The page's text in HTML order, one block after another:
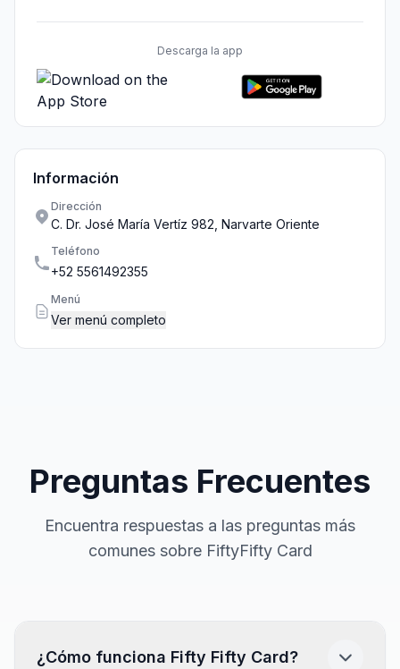
Descarga la app
Información
Dirección
C. Dr. José María Vertíz 982, Narvarte Oriente
Teléfono
+52 5561492355
Menú
Ver menú completo
Preguntas Frecuentes
Encuentra respuestas a las preguntas más
comunes sobre FiftyFifty Card
¿Cómo funciona Fifty Fifty Card?